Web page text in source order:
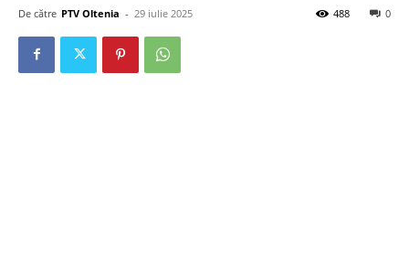
De către PTV Oltenia - 29 iulie 2025 0
488